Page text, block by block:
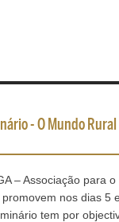
- O Mundo
– Associação para
nos dias 5
tem por